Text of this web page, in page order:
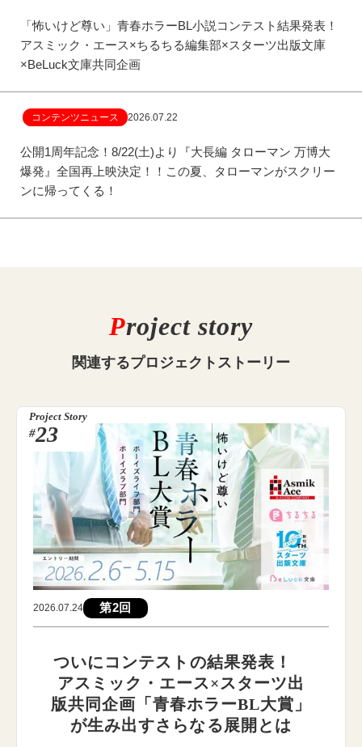
「怖いけど尊い」青春ホラーBL小説コンテスト結果発表！
アスミック・エース×ちるちる編集部×スターツ出版文庫
×BeLuck文庫共同企画
コンテンツニュース 2026.07.22
公開1周年記念！8/22(土)より『大長編 タローマン 万博大
爆発』全国再上映決定！！この夏、タローマンがスクリー
ンに帰ってくる！
Project story
関連するプロジェクトストーリー
Project Story
#23
2026.07.24 第2回
ついにコンテストの結果発表！
アスミック・エース×スターツ出
版共同企画「青春ホラーBL大賞」
が生み出すさらなる展開とは